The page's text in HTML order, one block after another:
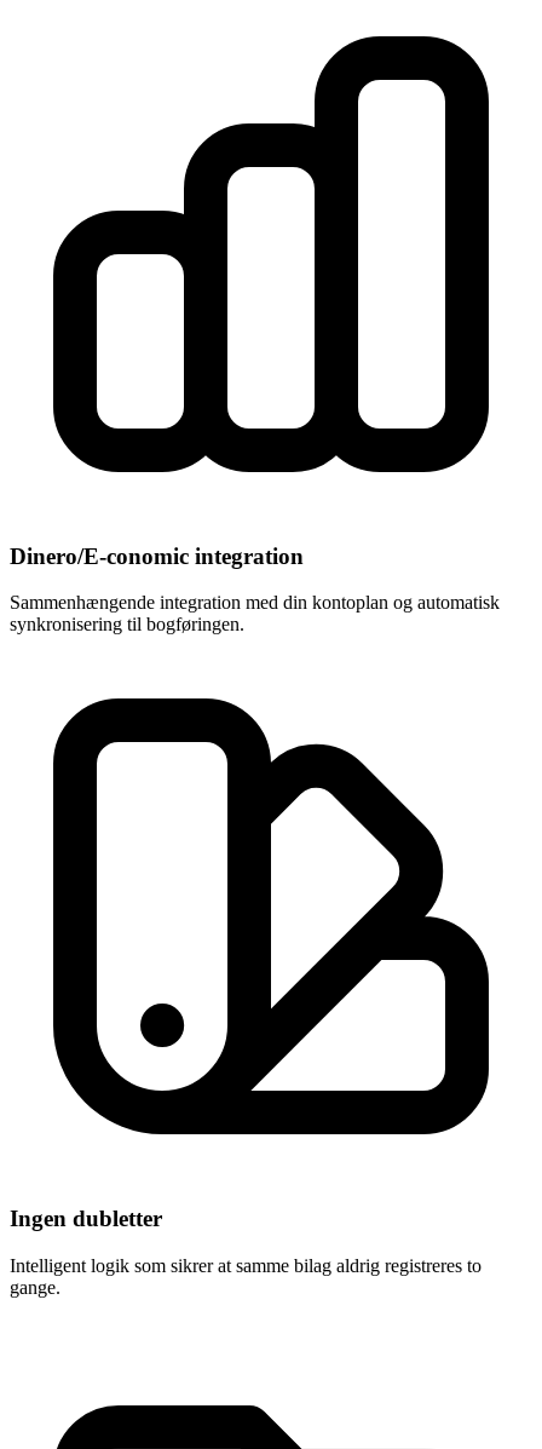
Dinero/E-conomic integration
Sammenhængende integration med din kontoplan og automatisk
synkronisering til bogføringen.
Ingen dubletter
Intelligent logik som sikrer at samme bilag aldrig registreres to
gange.